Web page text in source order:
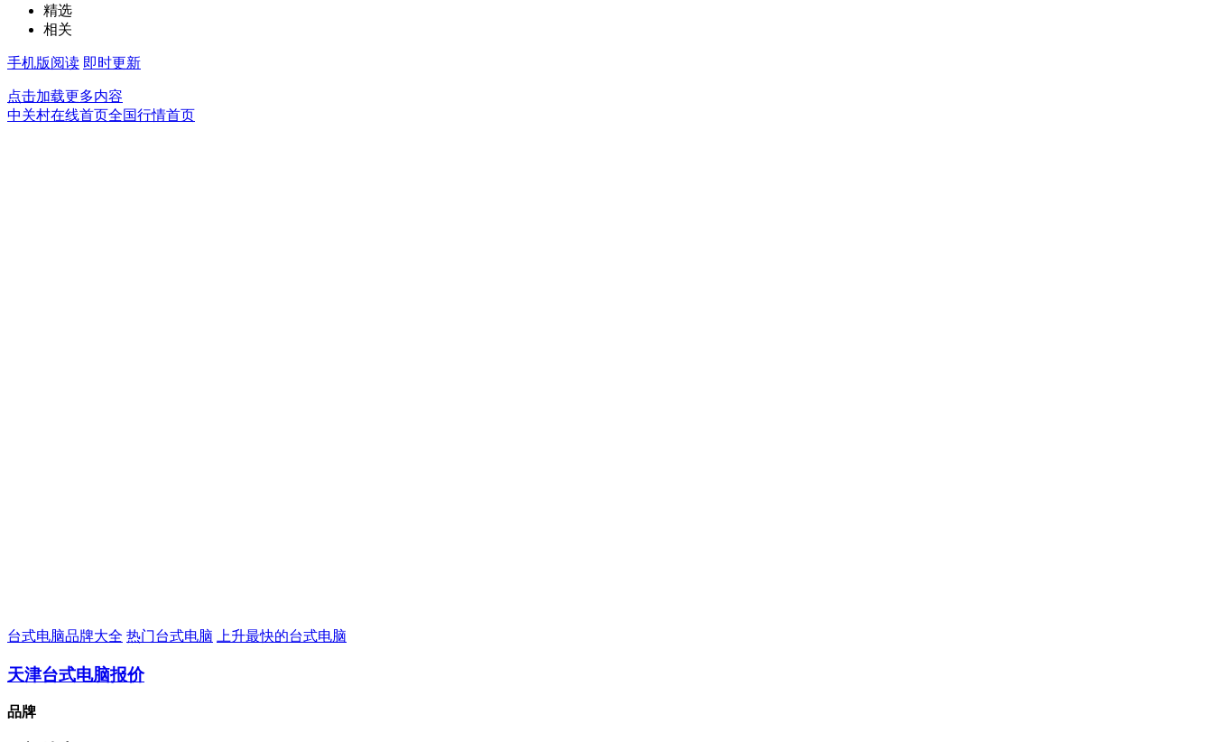
精选
相关
手机版阅读 即时更新
点击加载更多内容
中关村在线首页全国行情首页
台式电脑品牌大全 热门台式电脑 上升最快的台式电脑
天津台式电脑报价
品牌